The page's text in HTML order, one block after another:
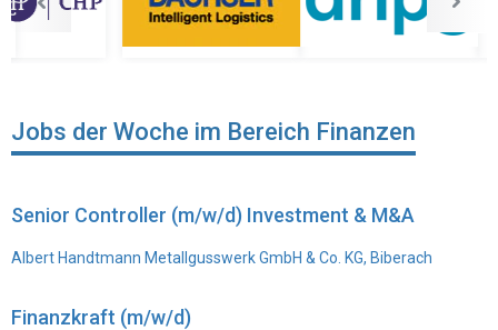
Jobs der Woche im Bereich Finanzen
Senior Controller (m/w/d) Investment & M&A
Albert Handtmann Metallgusswerk GmbH & Co. KG, Biberach
Finanzkraft (m/w/d)